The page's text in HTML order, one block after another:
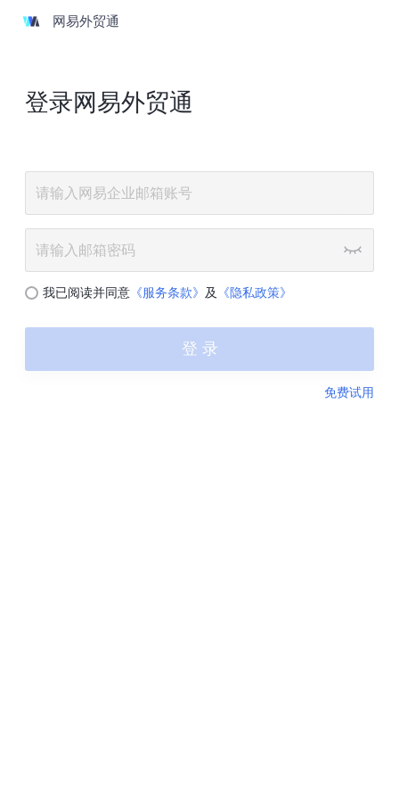
网易外贸通
登录网易外贸通
我已阅读并同意 《服务条款》 及 《隐私政策》
登 录
免费试用